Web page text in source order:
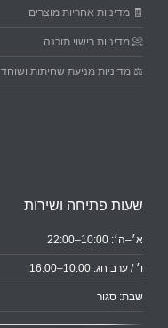
🧾 מדיניות אחריות מוצרים
📀 מדיניות רישוי תוכנה
⚖️ מדיניות מניעת שחיתות ושוחד
שעות פתיחה ושירות
א׳–ה׳: 10:00–22:00
ו׳ / ערב חג: 10:00–16:00
שבת: סגור